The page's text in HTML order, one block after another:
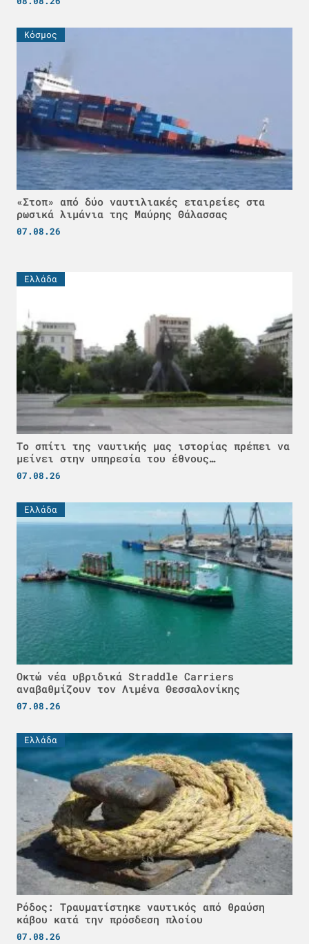
Κόσμος
«Στοπ» από δύο ναυτιλιακές εταιρείες στα
ρωσικά λιμάνια της Μαύρης Θάλασσας
07.08.26
Ελλάδα
Το σπίτι της ναυτικής μας ιστορίας πρέπει να
μείνει στην υπηρεσία του έθνους…
07.08.26
Ελλάδα
Οκτώ νέα υβριδικά Straddle Carriers
αναβαθμίζουν τον Λιμένα Θεσσαλονίκης
07.08.26
Ελλάδα
Ρόδος: Τραυματίστηκε ναυτικός από θραύση
κάβου κατά την πρόσδεση πλοίου
07.08.26